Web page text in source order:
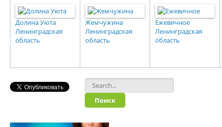
Долина Уюта
Ленинградская
область
Жемчужина
Ленинградская
область
Ежевичное
Ленинградская
область
Форма поиска